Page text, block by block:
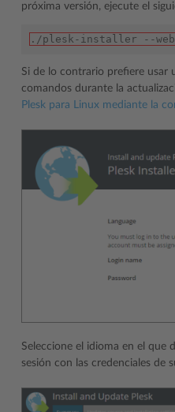
próxima versión, ejecute el
./plesk-installer --
Si de lo contrario prefiere usar
comandos durante la
Plesk para Linux mediante la
Seleccione el idioma en el que
sesión con las credenciales de